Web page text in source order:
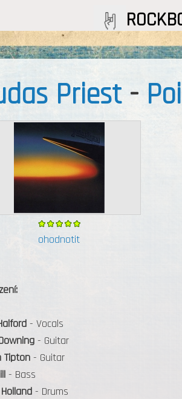
Priest-
ohodnotit
- Vocals
- Guitar
Tipton- Guitar
- Bass
- Drums